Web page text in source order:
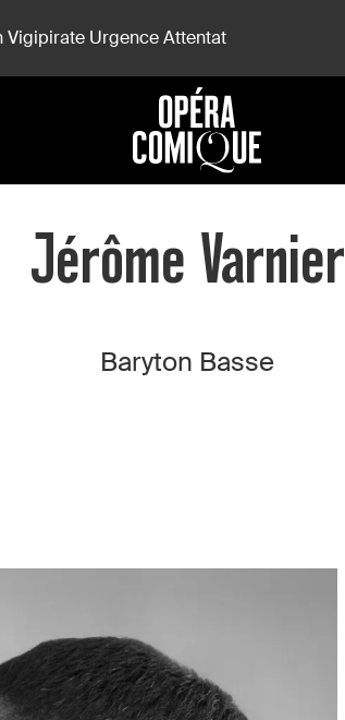
Vigipirate Urgence Attentat
Jérôme Varnier
Baryton Basse